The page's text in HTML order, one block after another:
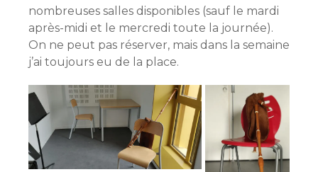
nombreuses salles disponibles (sauf le mardi
après-midi et le mercredi toute la journée).
On ne peut pas réserver, mais dans la semaine
j’ai toujours eu de la place.